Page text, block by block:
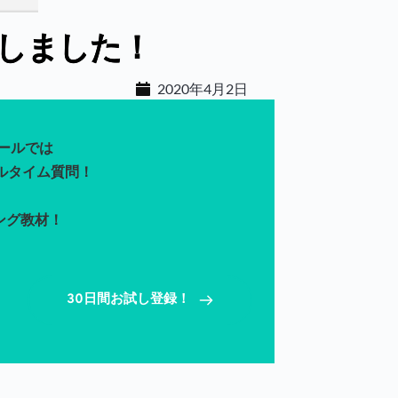
ました！
2020年4月2日
ルでは
イム質問！
教材！
30日間お試し登録！